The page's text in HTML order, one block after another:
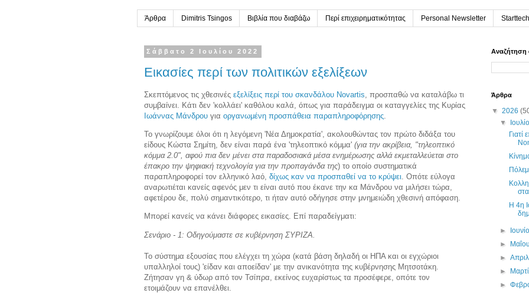
Άρθρα Dimitris Tsingos Βιβλία που διαβάζω Περί επιχειρηματικότητας Personal Newsletter
Σάββατο 2 Ιουλίου 2022
Εικασίες περί των πολιτικών εξελίξεων
Σκεπτόμενος τις χθεσινές εξελίξεις περί του σκανδάλου Novartis, προσπαθώ να καταλάβω τι
συμβαίνει. Κάτι δεν 'κολλάει' καθόλου καλά, όπως για παράδειγμα οι καταγγελίες της Κυρίας
Ιωάννας Μάνδρου για οργανωμένη προσπάθεια παραπληροφόρησης.
Το γνωρίζουμε όλοι ότι η λεγόμενη 'Νέα Δημοκρατία', ακολουθώντας τον πρώτο διδάξα του
είδους Κώστα Σημίτη, δεν είναι παρά ένα 'τηλεοπτικό κόμμα' (για την ακρίβεια, "τηλεοπτικό
κόμμα 2.0", αφού πια δεν μένει στα παραδοσιακά μέσα ενημέρωσης αλλά εκμεταλλεύεται στο
έπακρο την ψηφιακή τεχνολογία για την προπαγάνδα της) το οποίο συστηματικά
παραπληροφορεί τον ελληνικό λαό, δίχως καν να προσπαθεί να το κρύψει. Οπότε εύλογα
αναρωτιέται κανείς αφενός μεν τι είναι αυτό που έκανε την κα Μάνδρου να μιλήσει τώρα,
αφετέρου δε, πολύ σημαντικότερο, τι ήταν αυτό οδήγησε στην μνημειώδη χθεσινή απόφαση.
Μπορεί κανείς να κάνει διάφορες εικασίες. Επί παραδείγματι:
Σενάριο - 1: Οδηγούμαστε σε κυβέρνηση ΣΥΡΙΖΑ.
Το σύστημα εξουσίας που ελέγχει τη χώρα (κατά βάση δηλαδή οι ΗΠΑ και οι εγχώριοι
υπαλληλοί τους) 'είδαν και αποείδαν' με την ανικανότητα της κυβέρνησης Μητσοτάκη.
Ζήτησαν γη & ύδωρ από τον Τσίπρα, εκείνος ευχαρίστως τα προσέφερε, οπότε τον
ετοιμάζουν να επανέλθει.
Αναζήτηση
Άρθρα
▼ 2026
▼
Γιατί
H 4η
►
►
►
►
►